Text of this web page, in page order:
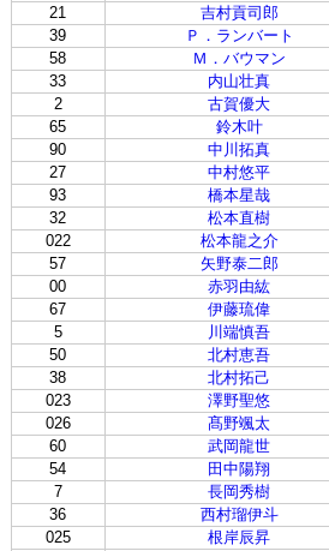
21
吉村貢司郎
39
Ｐ．ランバート
58
Ｍ．バウマン
33
内山壮真
2
古賀優大
65
鈴木叶
90
中川拓真
27
中村悠平
93
橋本星哉
32
松本直樹
022
松本龍之介
57
矢野泰二郎
00
赤羽由紘
67
伊藤琉偉
5
川端慎吾
50
北村恵吾
38
北村拓己
023
澤野聖悠
026
髙野颯太
60
武岡龍世
54
田中陽翔
7
長岡秀樹
36
西村瑠伊斗
025
根岸辰昇